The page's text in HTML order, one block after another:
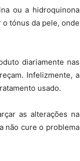
ou a hidroquinona
tónus da pele, onde
diariamente nas
Infelizmente, a
usado.
as alterações na
não cure o problema